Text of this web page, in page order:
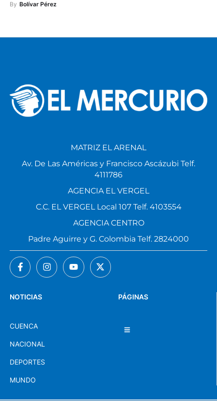
By Bolívar Pérez
PÁGINAS
NOTICIAS
CUENCA
NACIONAL
DEPORTES
MUNDO
MATRIZ EL ARENAL
Av. De Las Américas y Francisco Ascázubi Telf.
4111786
AGENCIA EL VERGEL
C.C. EL VERGEL Local 107 Telf. 4103554
AGENCIA CENTRO
Padre Aguirre y G. Colombia Telf. 2824000